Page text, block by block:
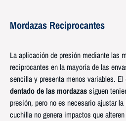
Mordazas Reciprocantes
La aplicación de presión mediante las
reciprocantes en la mayoría de las
sencilla y presenta menos variables. El
dentado de las mordazassiguen
presión, pero no es necesario ajustar
cuchilla no genera impactos que